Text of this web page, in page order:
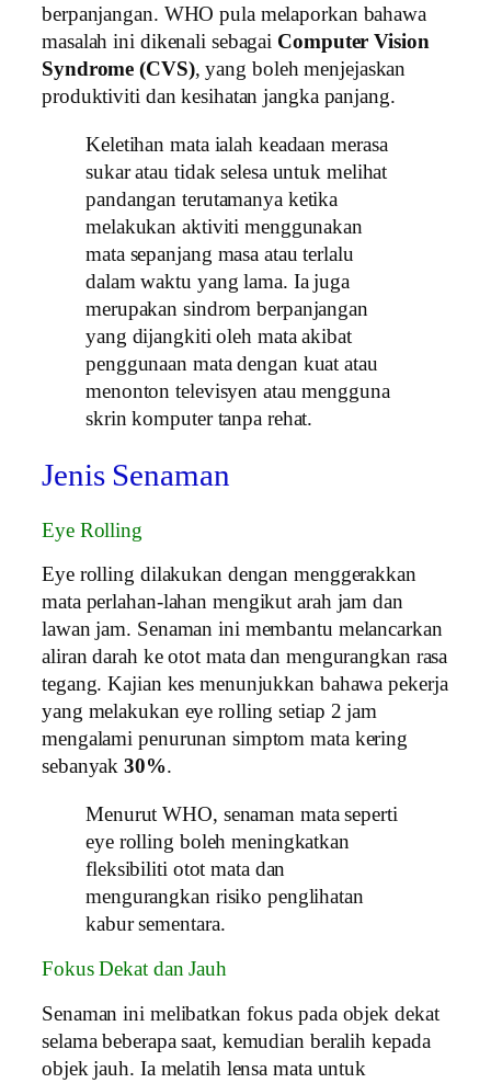
berpanjangan. WHO pula melaporkan bahawa
masalah ini dikenali sebagai Computer Vision
Syndrome (CVS), yang boleh menjejaskan
produktiviti dan kesihatan jangka panjang.
Keletihan mata ialah keadaan merasa
sukar atau tidak selesa untuk melihat
pandangan terutamanya ketika
melakukan aktiviti menggunakan
mata sepanjang masa atau terlalu
dalam waktu yang lama. Ia juga
merupakan sindrom berpanjangan
yang dijangkiti oleh mata akibat
penggunaan mata dengan kuat atau
menonton televisyen atau mengguna
skrin komputer tanpa rehat.
Jenis Senaman
Eye Rolling
Eye rolling dilakukan dengan menggerakkan
mata perlahan-lahan mengikut arah jam dan
lawan jam. Senaman ini membantu melancarkan
aliran darah ke otot mata dan mengurangkan rasa
tegang. Kajian kes menunjukkan bahawa pekerja
yang melakukan eye rolling setiap 2 jam
mengalami penurunan simptom mata kering
sebanyak30%.
Menurut WHO, senaman mata seperti
eye rolling boleh meningkatkan
fleksibiliti otot mata dan
mengurangkan risiko penglihatan
kabur sementara.
Fokus Dekat dan Jauh
Senaman ini melibatkan fokus pada objek dekat
selama beberapa saat, kemudian beralih kepada
objek jauh. Ia melatih lensa mata untuk